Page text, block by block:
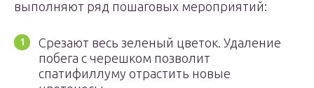
выполняют ряд пошаговых мероприятий:
Срезают весь зеленый цветок. Удаление
побега с черешком позволит
спатифиллуму отрастить новые